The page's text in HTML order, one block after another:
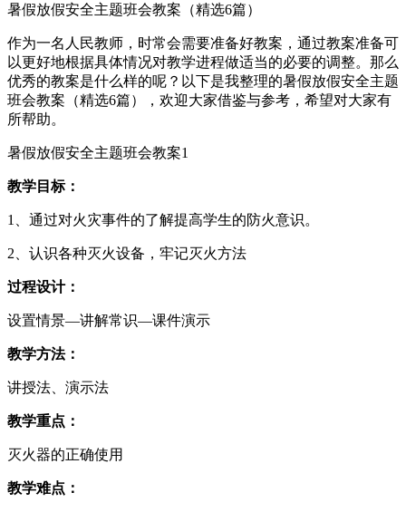
暑假放假安全主题班会教案（精选6篇）
作为一名人民教师，时常会需要准备好教案，通过教案准备可
以更好地根据具体情况对教学进程做适当的必要的调整。那么
优秀的教案是什么样的呢？以下是我整理的暑假放假安全主题
班会教案（精选6篇），欢迎大家借鉴与参考，希望对大家有
所帮助。
暑假放假安全主题班会教案1
教学目标：
1、通过对火灾事件的了解提高学生的防火意识。
2、认识各种灭火设备，牢记灭火方法
过程设计：
设置情景—讲解常识—课件演示
教学方法：
讲授法、演示法
教学重点：
灭火器的正确使用
教学难点：